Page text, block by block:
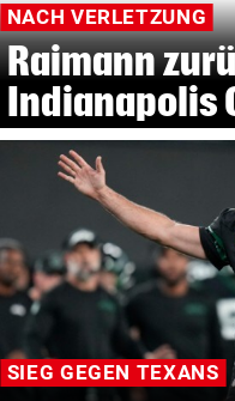
NACH VERLETZUNG
Raimann
Indianapolis
SIEG GEGEN TEXANS